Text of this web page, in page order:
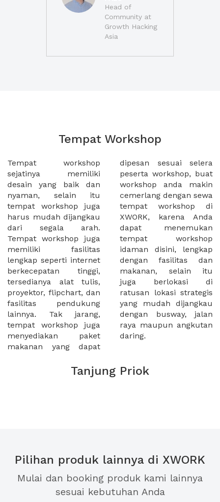
Head of
Community at
Growth Hacking
Asia
Tempat Workshop
Tempat workshop
sejatinya memiliki
desain yang baik dan
nyaman, selain itu
tempat workshop juga
harus mudah dijangkau
dari segala arah.
Tempat workshop juga
memiliki fasilitas
lengkap seperti internet
berkecepatan tinggi,
tersedianya alat tulis,
proyektor, flipchart, dan
fasilitas pendukung
lainnya. Tak jarang,
tempat workshop juga
menyediakan paket
makanan yang dapat
dipesan sesuai selera
peserta workshop, buat
workshop anda makin
cemerlang dengan sewa
tempat workshop di
XWORK, karena Anda
dapat menemukan
tempat workshop
idaman disini, lengkap
dengan fasilitas dan
makanan, selain itu
juga berlokasi di
ratusan lokasi strategis
yang mudah dijangkau
dengan busway, jalan
raya maupun angkutan
daring.
Tanjung Priok
Pilihan produk lainnya di XWORK
Mulai dan booking produk kami lainnya
sesuai kebutuhan Anda